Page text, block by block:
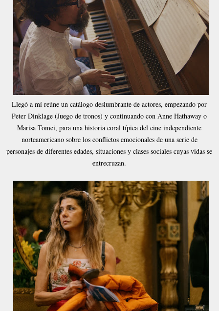
Llegó a mí reúne un catálogo deslumbrante de actores, empezando por
Peter Dinklage (Juego de tronos) y continuando con Anne Hathaway o
Marisa Tomei, para una historia coral típica del cine independiente
norteamericano sobre los conflictos emocionales de una serie de
personajes de diferentes edades, situaciones y clases sociales cuyas vidas se
entrecruzan.